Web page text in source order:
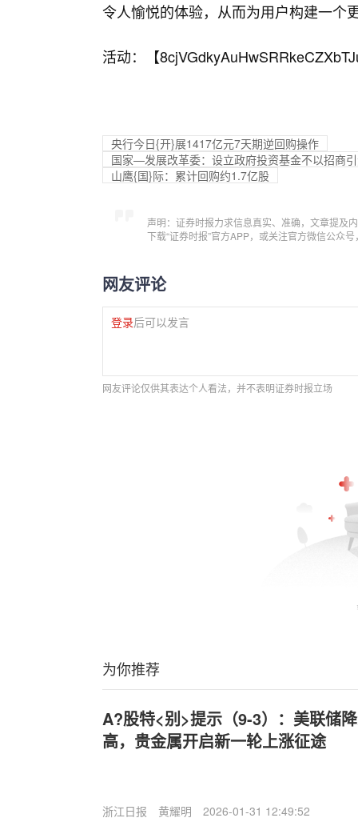
令人愉悦的体验，从而为用户构建一个
活动：【
央行今日{开}展1417亿元7天期逆回购操作
国家—发展改革委：设立政府投资基金不以招商
山鹰{国}际：累计回购约1.7亿股
声明：证券时报力求信息真实、准确，文章提及
下载“证券时报”官方APP，或关注官方微信公众
网友评论
登录后可以发言
网友评论仅供其表达个人看法，并不表明证券时报立场
为你推荐
A?股特<别>提示（9-3）：美联储
高，贵金属开启新一轮上涨征途
浙江日报 黄耀明 2026-01-31 12:49:52